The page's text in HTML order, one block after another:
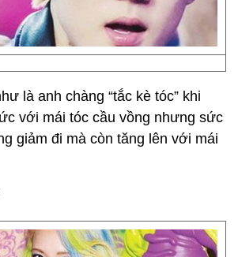
là anh chàng “tắc kè tóc” khi
với mái tóc cầu vồng nhưng sức
giảm đi mà còn tăng lên với mái